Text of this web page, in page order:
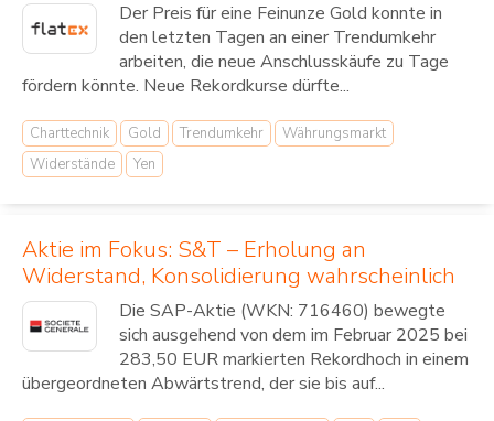
Der Preis für eine Feinunze Gold konnte in
den letzten Tagen an einer Trendumkehr
arbeiten, die neue Anschlusskäufe zu Tage
fördern könnte. Neue Rekordkurse dürfte...
Charttechnik Gold Trendumkehr
Währungsmarkt
Widerstände
Yen
Aktie im Fokus: S&T – Erholung an
Widerstand, Konsolidierung wahrscheinlich
Die SAP-Aktie (WKN: 716460) bewegte
sich ausgehend von dem im Februar 2025 bei
283,50 EUR markierten Rekordhoch in einem
übergeordneten Abwärtstrend, der sie bis auf...